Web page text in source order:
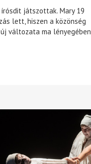
játszottak. Mary 19
lett, hiszen a közönség
változata ma lényegében